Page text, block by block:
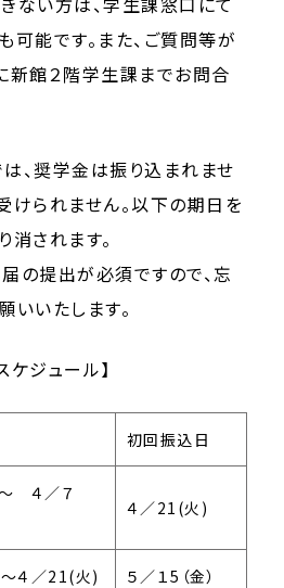
可能です。また、ご質問等が
新館２階学生課までお問合
、奨学金は振り込まれませ
けられません。以下の期日を
されます。
の提出が必須ですので、忘
いいたします。
ジュール】
初回振込日
～ ４／７
４／21(火)
～４／21(火) ５／１5（金）